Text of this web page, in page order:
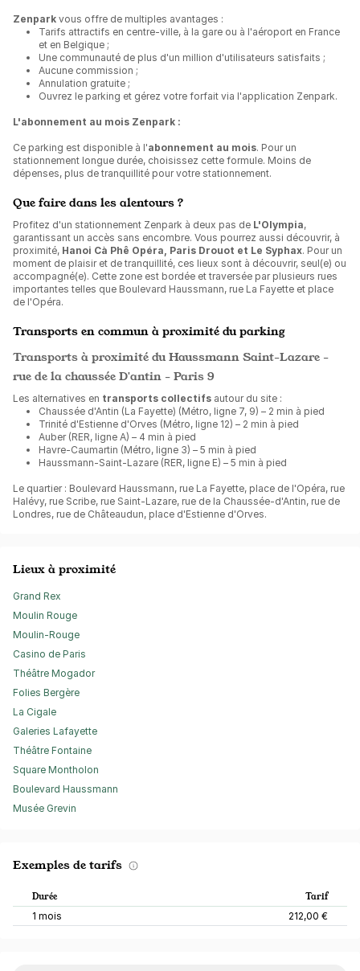
Zenpark vous offre de multiples avantages :
Tarifs attractifs en centre-ville, à la gare ou à l'aéroport en France
et en Belgique ;
Une communauté de plus d'un million d'utilisateurs satisfaits ;
Aucune commission ;
Annulation gratuite ;
Ouvrez le parking et gérez votre forfait via l'application Zenpark.
L'abonnement au mois Zenpark :
Ce parking est disponible à l'abonnement au mois. Pour un
stationnement longue durée, choisissez cette formule. Moins de
dépenses, plus de tranquillité pour votre stationnement.
Que faire dans les alentours ?
Profitez d'un stationnement Zenpark à deux pas de L'Olympia,
garantissant un accès sans encombre. Vous pourrez aussi découvrir, à
proximité, Hanoi Cà Phê Opéra, Paris Drouot et Le Syphax. Pour un
moment de plaisir et de tranquillité, ces lieux sont à découvrir, seul(e) ou
accompagné(e). Cette zone est bordée et traversée par plusieurs rues
importantes telles que Boulevard Haussmann, rue La Fayette et place
de l'Opéra.
Transports en commun à proximité du parking
Transports à proximité du Haussmann Saint-Lazare -
rue de la chaussée D'antin - Paris 9
Les alternatives en transports collectifs autour du site :
Chaussée d'Antin (La Fayette) (Métro, ligne 7, 9) – 2 min à pied
Trinité d'Estienne d'Orves (Métro, ligne 12) – 2 min à pied
Auber (RER, ligne A) – 4 min à pied
Havre-Caumartin (Métro, ligne 3) – 5 min à pied
Haussmann-Saint-Lazare (RER, ligne E) – 5 min à pied
Le quartier : Boulevard Haussmann, rue La Fayette, place de l'Opéra, rue
Halévy, rue Scribe, rue Saint-Lazare, rue de la Chaussée-d'Antin, rue de
Londres, rue de Châteaudun, place d'Estienne d'Orves.
Lieux à proximité
Grand Rex
Moulin Rouge
Moulin-Rouge
Casino de Paris
Théâtre Mogador
Folies Bergère
La Cigale
Galeries Lafayette
Théâtre Fontaine
Square Montholon
Boulevard Haussmann
Musée Grevin
Exemples de tarifs
Durée Tarif
1 mois 212,00 €